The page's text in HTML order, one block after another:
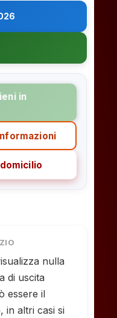
in
nulla
di uscita
essere il
in altri casi si